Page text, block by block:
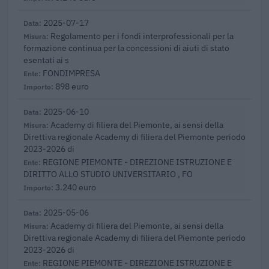
2025-07-17
Regolamento per i fondi interprofessionali per la
formazione continua per la concessioni di aiuti di stato
esentati ai s
FONDIMPRESA
898 euro
2025-06-10
Academy di filiera del Piemonte, ai sensi della
Direttiva regionale Academy di filiera del Piemonte periodo
2023-2026 di
REGIONE PIEMONTE - DIREZIONE ISTRUZIONE E
DIRITTO ALLO STUDIO UNIVERSITARIO , FO
3.240 euro
2025-05-06
Academy di filiera del Piemonte, ai sensi della
Direttiva regionale Academy di filiera del Piemonte periodo
2023-2026 di
REGIONE PIEMONTE - DIREZIONE ISTRUZIONE E